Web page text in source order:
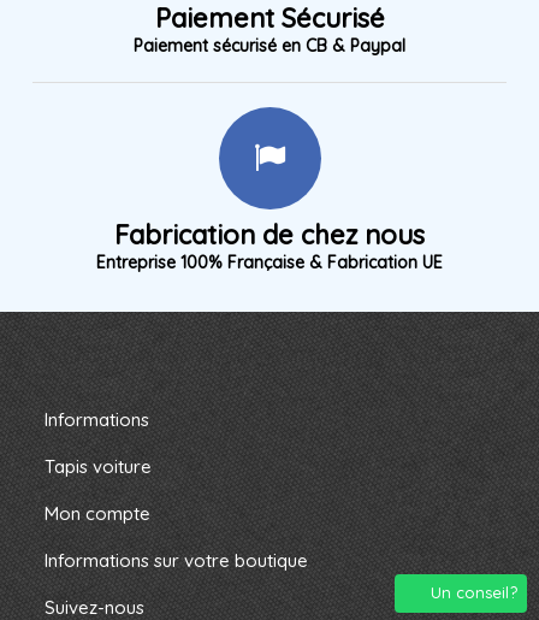
Paiement Sécurisé
Paiement sécurisé en CB & Paypal
Fabrication de chez nous
Entreprise 100% Française & Fabrication UE
Informations
Tapis voiture
Mon compte
Informations sur votre boutique
Suivez-nous
Un conseil?